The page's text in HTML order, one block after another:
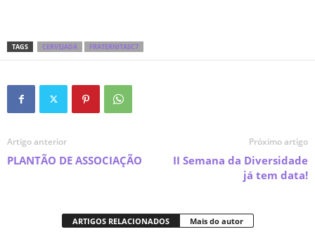
TAGS CERVEJADA FRATERNITASC7
Artigo anterior
PLANTÃO DE ASSOCIAÇÃO
Próximo artigo
II Semana da Diversidade
já tem data!
ARTIGOS RELACIONADOS Mais do autor